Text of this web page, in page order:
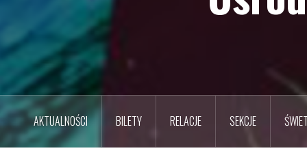
AKTUALNOŚCI BILETY RELACJE SEKCJE